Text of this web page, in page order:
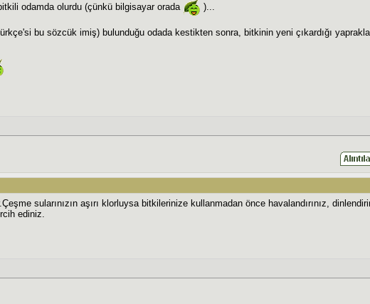
odamda olurdu (çünkü bilgisayar orada
)...
bu sözcük imiş) bulunduğu odada kestikten sonra, bitkinin yeni çıkardığı
sularınızın aşırı klorluysa bitkilerinize kullanmadan önce havalandırınız,
ediniz.